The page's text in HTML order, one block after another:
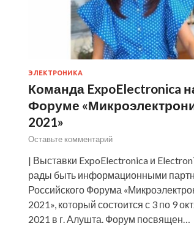
ЭЛЕКТРОНИКА
Команда ExpoElectronica
Форуме
2021»
Оставьте комментарий
| Выставки ExpoElectronica и
рады быть информационными
Российского Форума
2021», который состоится с 3 по 9
2021 в г. Алушта. Форум посвящен…